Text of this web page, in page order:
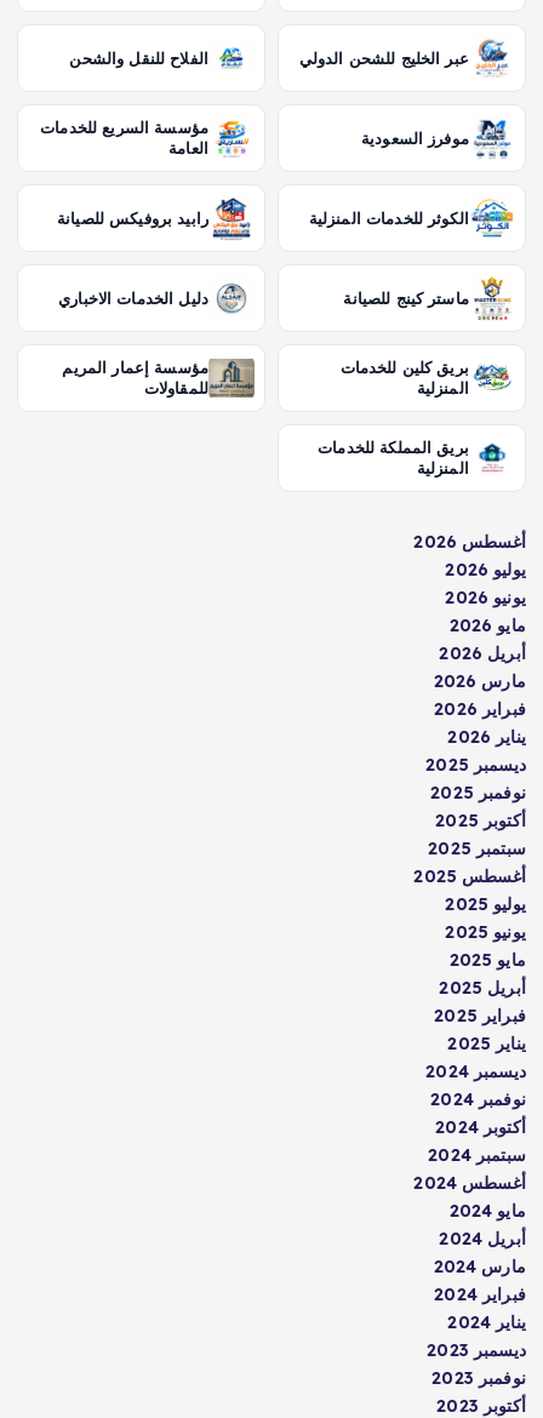
عبر الخليج للشحن الدولي الفلاح للنقل والشحن
موفرز السعودية
مؤسسة السريع للخدمات
العامة
الكوثر للخدمات المنزلية رابيد بروفيكس للصيانة
ماستر كينج للصيانة دليل الخدمات الاخباري
بريق كلين للخدمات
المنزلية
مؤسسة إعمار المريم
للمقاولات
بريق المملكة للخدمات
المنزلية
أغسطس 2026
يوليو 2026
يونيو 2026
مايو 2026
أبريل 2026
مارس 2026
فبراير 2026
يناير 2026
ديسمبر 2025
نوفمبر 2025
أكتوبر 2025
سبتمبر 2025
أغسطس 2025
يوليو 2025
يونيو 2025
مايو 2025
أبريل 2025
فبراير 2025
يناير 2025
ديسمبر 2024
نوفمبر 2024
أكتوبر 2024
سبتمبر 2024
أغسطس 2024
مايو 2024
أبريل 2024
مارس 2024
فبراير 2024
يناير 2024
ديسمبر 2023
نوفمبر 2023
أكتوبر 2023